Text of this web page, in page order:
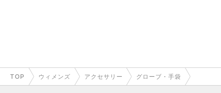
TOP ウィメンズ アクセサリー グローブ・手袋